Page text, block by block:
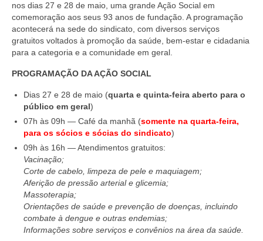
nos dias 27 e 28 de maio, uma grande Ação Social em
comemoração aos seus 93 anos de fundação. A programação
acontecerá na sede do sindicato, com diversos serviços
gratuitos voltados à promoção da saúde, bem-estar e cidadania
para a categoria e a comunidade em geral.
PROGRAMAÇÃO DA AÇÃO SOCIAL
Dias 27 e 28 de maio (quarta e quinta-feira aberto para o
público em geral)
07h às 09h — Café da manhã (somente na quarta-feira,
para os sócios e sócias do sindicato)
09h às 16h — Atendimentos gratuitos:
Vacinação;
Corte de cabelo, limpeza de pele e maquiagem;
Aferição de pressão arterial e glicemia;
Massoterapia;
Orientações de saúde e prevenção de doenças, incluindo
combate à dengue e outras endemias;
Informações sobre serviços e convênios na área da saúde.